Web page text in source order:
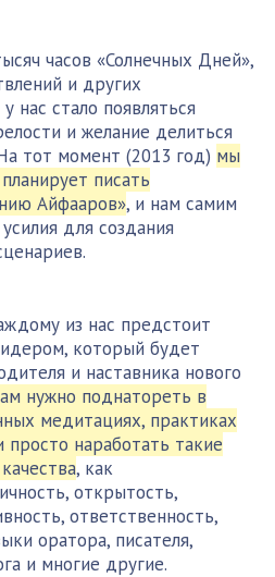
часов «Солнечных Дней»,
и других
нас стало появляться
и желание делиться
тот момент (2013 год) мы
писать
Айфааров», и нам самим
для создания
из нас предстоит
который будет
и наставника нового
нужно поднатореть в
медитациях, практиках
наработать такие
, как
открытость,
ответственность,
оратора, писателя,
и многие другие.